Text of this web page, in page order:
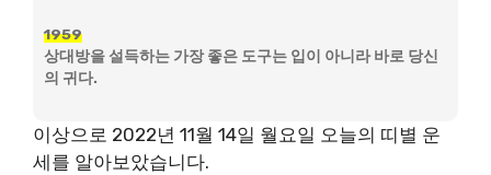
1959
상대방을 설득하는 가장 좋은 도구는 입이 아니라 바로 당신
의 귀다.
이상으로 2022년 11월 14일 월요일 오늘의 띠별 운
세를 알아보았습니다.